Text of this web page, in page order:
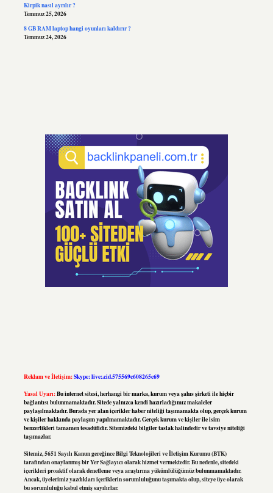
Kirpik nasıl ayrılır ?
Temmuz 25, 2026
8 GB RAM laptop hangi oyunları kaldırır ?
Temmuz 24, 2026
Reklam ve İletişim:Skype: live:.cid.575569c608265c69
Yasal Uyarı:Bu internet sitesi, herhangi bir marka, kurum veya şahıs şirketi ile hiçbir
bağlantısı bulunmamaktadır. Sitede yalnızca kendi hazırladığımız makaleler
paylaşılmaktadır. Burada yer alan içerikler haber niteliği taşımamakta olup, gerçek kurum
ve kişiler hakkında paylaşım yapılmamaktadır. Gerçek kurum ve kişiler ile isim
benzerlikleri tamamen tesadüfidir. Sitemizdeki bilgiler taslak halindedir ve tavsiye niteliği
taşımazlar.
Sitemiz, 5651 Sayılı Kanun gereğince Bilgi Teknolojileri ve İletişim Kurumu (BTK)
tarafından onaylanmış bir Yer Sağlayıcı olarak hizmet vermektedir. Bu nedenle, sitedeki
içerikleri proaktif olarak denetleme veya araştırma yükümlülüğümüz bulunmamaktadır.
Ancak, üyelerimiz yazdıkları içeriklerin sorumluluğunu taşımakta olup, siteye üye olarak
bu sorumluluğu kabul etmiş sayılırlar.